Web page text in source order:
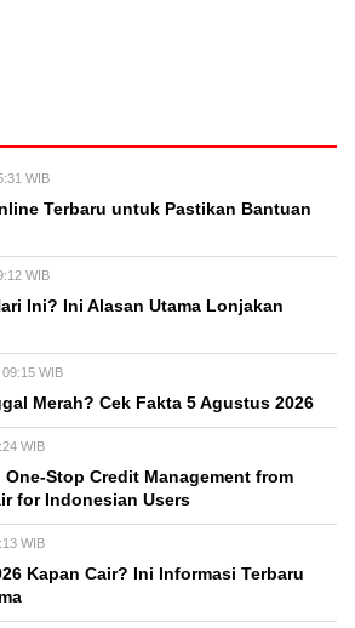
WIB
Terbaru untuk Pastikan Bantuan
WIB
Ini? Ini Alasan Utama Lonjakan
WIB
Merah? Cek Fakta 5 Agustus 2026
WIB
One-Stop Credit Management from
for Indonesian Users
WIB
Kapan Cair? Ini Informasi Terbaru